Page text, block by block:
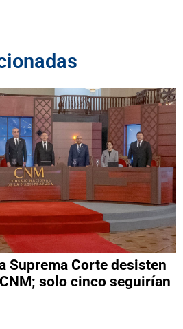
Suprema Corte desisten
solo cinco seguirían